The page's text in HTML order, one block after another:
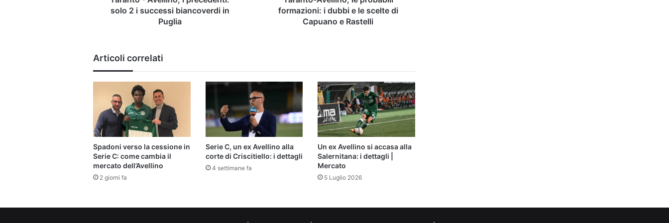
solo 2 i successi biancoverdi in
Puglia
formazioni: i dubbi e le scelte di
Capuano e Rastelli
Articoli correlati
Spadoni verso la cessione in
Serie C: come cambia il
mercato dell’Avellino
2 giorni fa
Serie C, un ex Avellino alla
corte di Criscitiello: i dettagli
4 settimane fa
Un ex Avellino si accasa alla
Salernitana: i dettagli |
Mercato
5 Luglio 2026